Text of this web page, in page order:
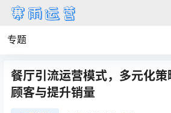
专题
餐厅引流运营模式，多元化策
顾客与提升销量